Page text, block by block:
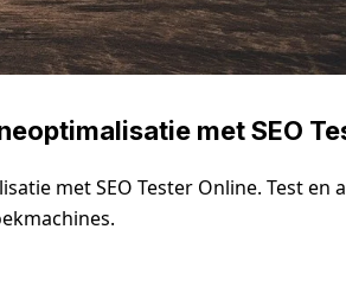
met SEO
met SEO Tester Online. Test en